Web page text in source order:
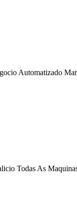
Automatizado
Todas As